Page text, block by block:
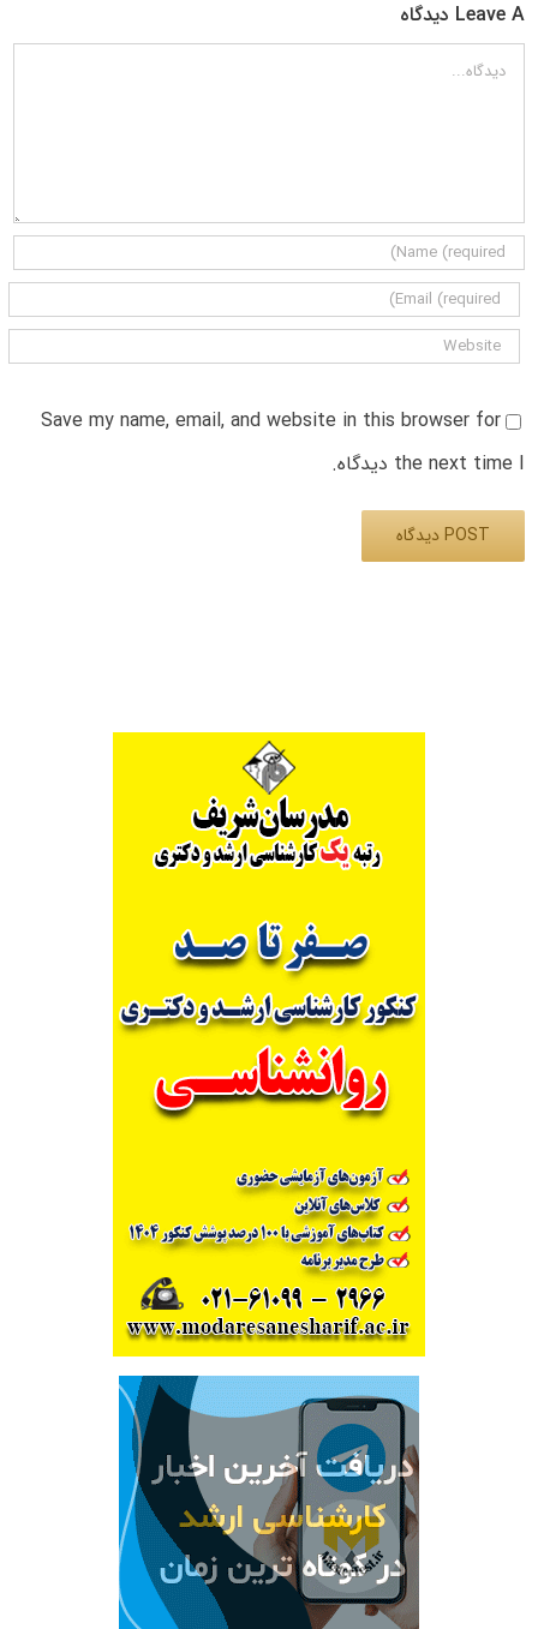
Leave A دیدگاه
دیدگاه
Save my name, email, and website in this browser for
the next time I دیدگاه.